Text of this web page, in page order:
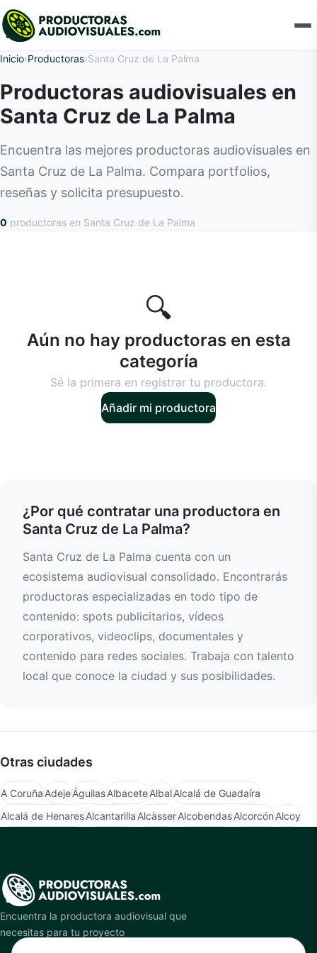
Inicio›Productoras›Santa Cruz de La Palma
Productoras audiovisuales en
Santa Cruz de La Palma
Encuentra las mejores productoras audiovisuales en
Santa Cruz de La Palma. Compara portfolios,
reseñas y solicita presupuesto.
0 productoras en Santa Cruz de La Palma
🔍
Aún no hay productoras en esta
categoría
Sé la primera en registrar tu productora.
Añadir mi productora
¿Por qué contratar una productora en
Santa Cruz de La Palma?
Santa Cruz de La Palma cuenta con un
ecosistema audiovisual consolidado. Encontrarás
productoras especializadas en todo tipo de
contenido: spots publicitarios, vídeos
corporativos, videoclips, documentales y
contenido para redes sociales. Trabaja con talento
local que conoce la ciudad y sus posibilidades.
Otras ciudades
A CoruñaAdejeÁguilasAlbaceteAlbalAlcalá de Guadaíra
Alcalá de HenaresAlcantarillaAlcàsserAlcobendasAlcorcónAlcoy
Encuentra la productora audiovisual que
necesitas para tu proyecto